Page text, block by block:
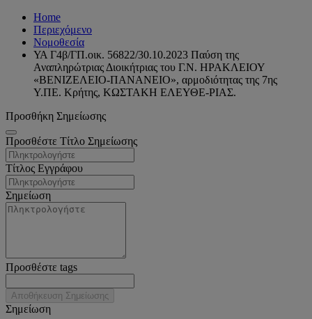
Home
Περιεχόμενο
Νομοθεσία
ΥΑ Γ4β/ΓΠ.οικ. 56822/30.10.2023 Παύση της
Αναπληρώτριας Διοικήτριας του Γ.Ν. ΗΡΑΚΛΕΙΟΥ
«ΒΕΝΙΖΕΛΕΙΟ-ΠΑΝΑΝΕΙΟ», αρμοδιότητας της 7ης
Υ.ΠΕ. Κρήτης, ΚΩΣΤΑΚΗ ΕΛΕΥΘΕ-ΡΙΑΣ.
Προσθήκη Σημείωσης
Προσθέστε Τίτλο Σημείωσης
Τίτλος Εγγράφου
Σημείωση
Προσθέστε tags
Αποθήκευση Σημείωσης
Σημείωση